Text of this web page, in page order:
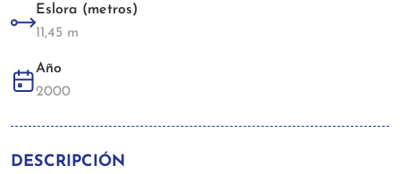
Eslora (metros)
11,45 m
Año
2000
DESCRIPCIÓN